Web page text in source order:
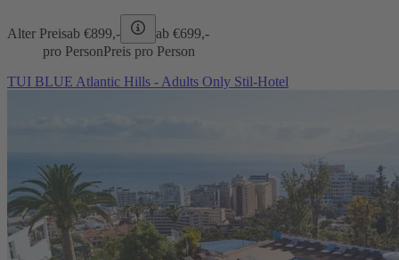
Alter Preisab €899,- ab €699,-
pro PersonPreis pro Person
TUI BLUE Atlantic Hills - Adults Only Stil-Hotel